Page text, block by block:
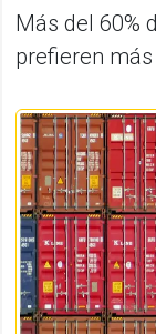
Más del 60%
prefieren